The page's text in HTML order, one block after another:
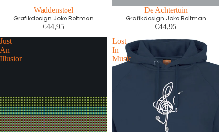
Waddenstoel
Grafikdesign Joke Beltman
€44,95
De Achtertuin
Grafikdesign Joke Beltman
€44,95
Just
An
Illusion
Lost
In
Music